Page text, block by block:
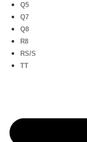
Q5
Q7
Q8
R8
RS/S
TT